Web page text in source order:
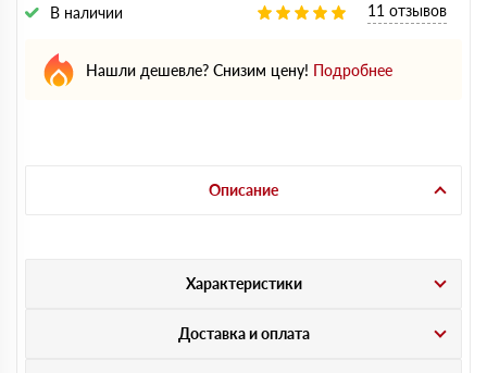
В наличии 11 отзывов
Нашли дешевле? Снизим цену! Подробнее
Описание
Характеристики
Доставка и оплата